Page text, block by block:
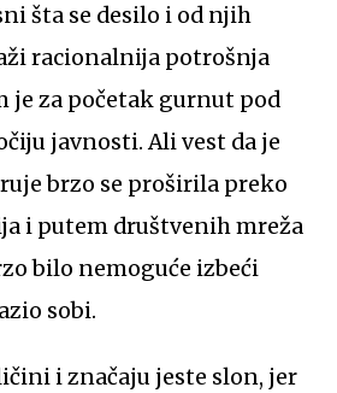
šta se desilo i od njih
racionalnija potrošnja
je za početak gurnut pod
javnosti. Ali vest da je
brzo se proširila preko
i putem društvenih mreža
bilo nemoguće izbeći
sobi.
i značaju jeste slon, jer